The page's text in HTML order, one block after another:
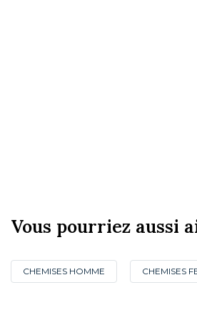
Vous pourriez aussi
CHEMISES HOMME CHEMISES